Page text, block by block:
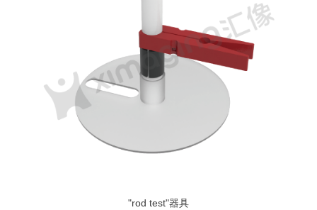
"rod test"器具